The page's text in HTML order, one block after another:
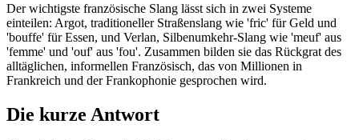
Der wichtigste französische Slang lässt sich in zwei Systeme
einteilen: Argot, traditioneller Straßenslang wie 'fric' für Geld und
'bouffe' für Essen, und Verlan, Silbenumkehr-Slang wie 'meuf' aus
'femme' und 'ouf' aus 'fou'. Zusammen bilden sie das Rückgrat des
alltäglichen, informellen Französisch, das von Millionen in
Frankreich und der Frankophonie gesprochen wird.
Die kurze Antwort